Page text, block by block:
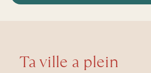
Ta ville a plein